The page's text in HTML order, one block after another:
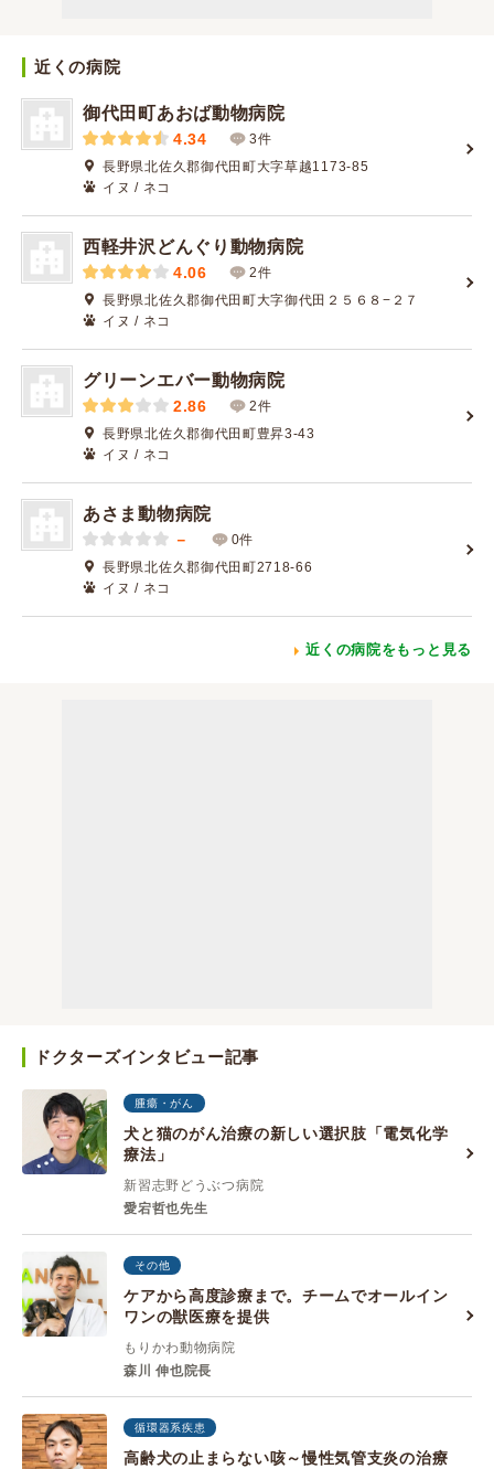
近くの病院
御代田町あおば動物病院
4.34
3件
長野県北佐久郡御代田町大字草越1173-85
イヌ / ネコ
西軽井沢どんぐり動物病院
4.06
2件
長野県北佐久郡御代田町大字御代田２５６８−２７
イヌ / ネコ
グリーンエバー動物病院
2.86
2件
長野県北佐久郡御代田町豊昇3-43
イヌ / ネコ
あさま動物病院
－
0件
長野県北佐久郡御代田町2718-66
イヌ / ネコ
近くの病院をもっと見る
ドクターズインタビュー記事
腫瘍・がん
犬と猫のがん治療の新しい選択肢「電気化学
療法」
新習志野どうぶつ病院
愛宕哲也先生
その他
ケアから高度診療まで。チームでオールイン
ワンの獣医療を提供
もりかわ動物病院
森川 伸也院長
循環器系疾患
高齢犬の止まらない咳～慢性気管支炎の治療